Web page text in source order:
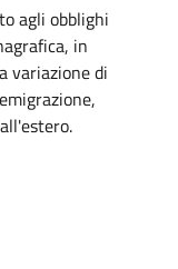
agli obblighi
in
variazione di